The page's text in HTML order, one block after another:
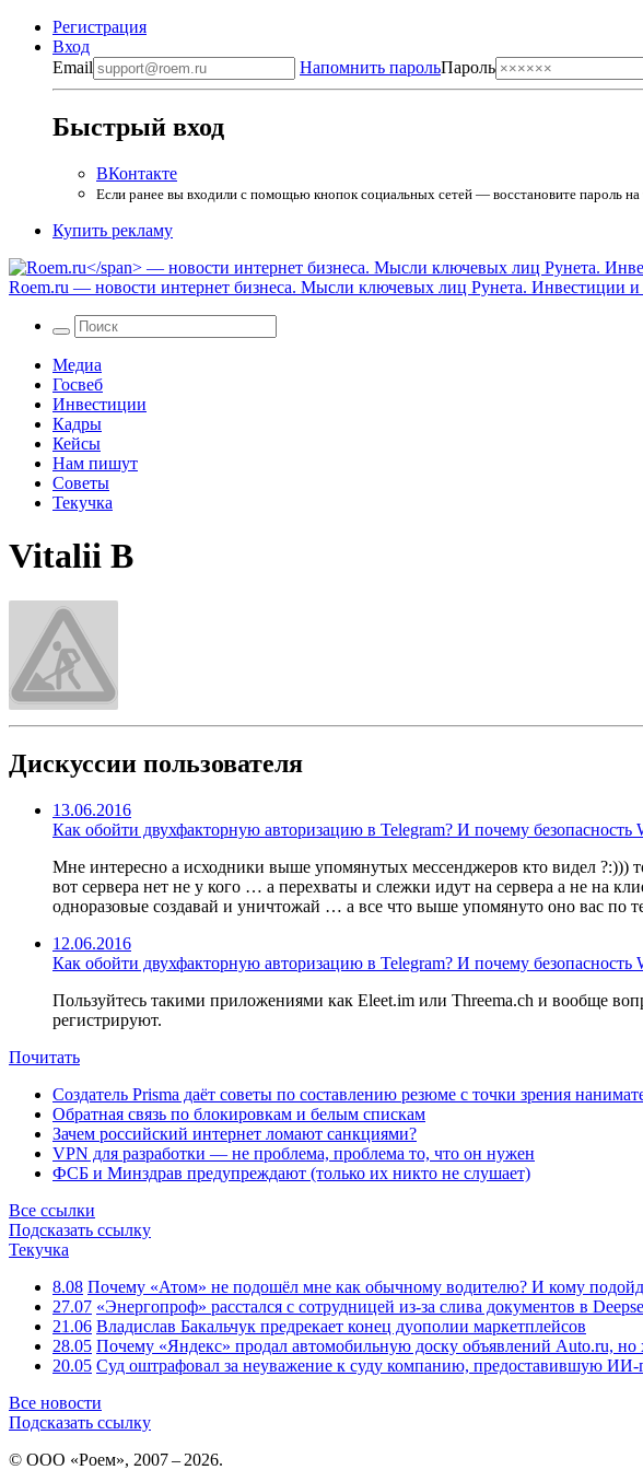
Регистрация
Вход
Email
Напомнить парольПароль
Быстрый вход
ВКонтакте
Если ранее вы входили с помощью кнопок социальных сетей — восстановите пароль
Купить рекламу
Roem.ru — новости интернет бизнеса. Мысли ключевых лиц Рунета. Инвестиции и
Медиа
Госвеб
Инвестиции
Кадры
Кейсы
Нам пишут
Советы
Текучка
Vitalii B
Дискуссии пользователя
13.06.2016
Как обойти двухфакторную авторизацию в Telegram? И почему безопасность
Мне интересно а исходники выше упомянутых мессенджеров кто видел ?:)))
вот сервера нет не у кого … а перехваты и слежки идут на сервера а не на
одноразовые создавай и уничтожай … а все что выше упомянуто оно вас по
12.06.2016
Как обойти двухфакторную авторизацию в Telegram? И почему безопасность
Пользуйтесь такими приложениями как Eleet.im или Threema.ch и вообще
регистрируют.
Почитать
Создатель Prisma даёт советы по составлению резюме с точки зрения
Обратная связь по блокировкам и белым спискам
Зачем российский интернет ломают санкциями?
VPN для разработки — не проблема, проблема то, что он нужен
ФСБ и Минздрав предупреждают (только их никто не слушает)
Все ссылки
Подсказать ссылку
Текучка
8.08 Почему «Атом» не подошёл мне как обычному водителю? И кому
27.07 «Энергопроф» расстался с сотрудницей из-за слива документов в
21.06 Владислав Бакальчук предрекает конец дуополии маркетплейсов
28.05 Почему «Яндекс» продал автомобильную доску объявлений Auto.ru, но
20.05 Суд оштрафовал за неуважение к суду компанию, предоставившую ИИ-
Все новости
Подсказать ссылку
© ООО «Роем», 2007 – 2026.